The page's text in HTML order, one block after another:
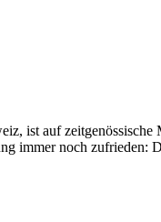
ist auf
immer noch